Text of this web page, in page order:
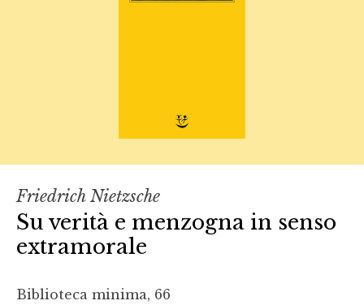
Friedrich Nietzsche
Su verità e menzogna in senso
extramorale
Biblioteca minima, 66